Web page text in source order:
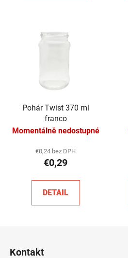
Pohár Twist 370 ml
franco
Momentálně nedostupné
€0,24 bez DPH
€0,29
DETAIL
Kontakt